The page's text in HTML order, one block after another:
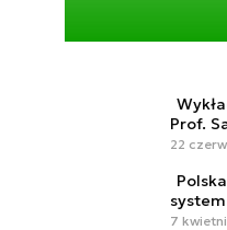
Prof.
22
system
7